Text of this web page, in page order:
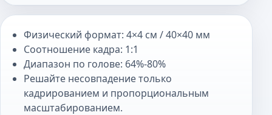
Физический формат: 4×4 см / 40×40 мм
Соотношение кадра: 1:1
Диапазон по голове: 64%-80%
Решайте несовпадение только
кадрированием и пропорциональным
масштабированием.